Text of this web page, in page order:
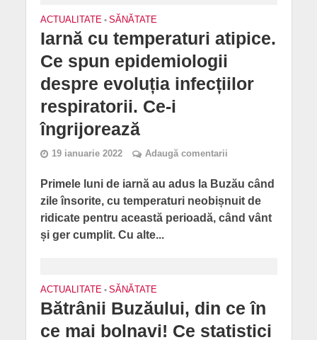
ACTUALITATE • SĂNĂTATE
Iarnă cu temperaturi atipice.
Ce spun epidemiologii
despre evoluția infecțiilor
respiratorii. Ce-i
îngrijorează
19 ianuarie 2022 Adaugă comentarii
Primele luni de iarnă au adus la Buzău când
zile însorite, cu temperaturi neobișnuit de
ridicate pentru această perioadă, când vânt
și ger cumplit. Cu alte...
ACTUALITATE • SĂNĂTATE
Bătrânii Buzăului, din ce în
ce mai bolnavi! Ce statistici